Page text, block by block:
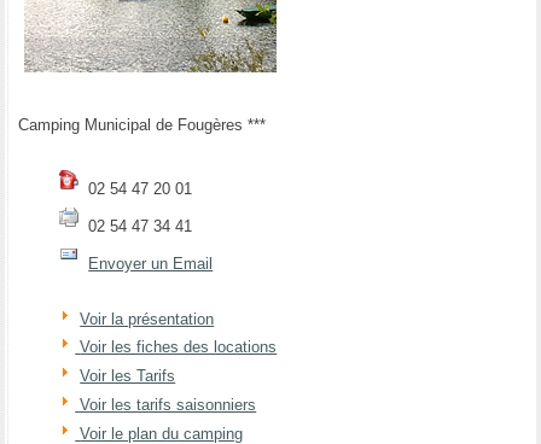
Camping Municipal de Fougères ***
02 54 47 20 01
02 54 47 34 41
Envoyer un Email
Voir la présentation
Voir les fiches des locations
Voir les Tarifs
Voir les tarifs saisonniers
Voir le plan du camping